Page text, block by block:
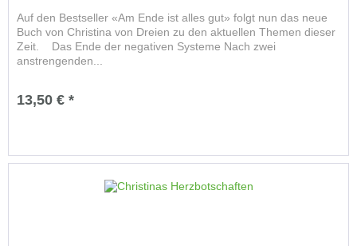
Auf den Bestseller «Am Ende ist alles gut» folgt nun das neue
Buch von Christina von Dreien zu den aktuellen Themen dieser
Zeit. Das Ende der negativen Systeme Nach zwei
anstrengenden...
13,50 € *